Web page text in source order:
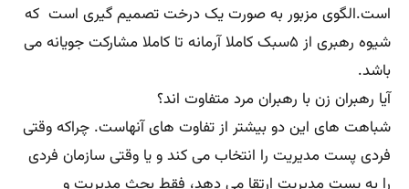
است.الگوی مزبور به صورت یک درخت تصمیم گیری است که
شیوه رهبری از ۵سبک کاملا آرمانه تا کاملا مشارکت جویانه می
باشد.
آیا رهبران زن با رهبران مرد متفاوت اند؟
شباهت های این دو بیشتر از تفاوت های آنهاست. چراکه وقتی
فردی پست مدیریت را انتخاب می کند و یا وقتی سازمان فردی